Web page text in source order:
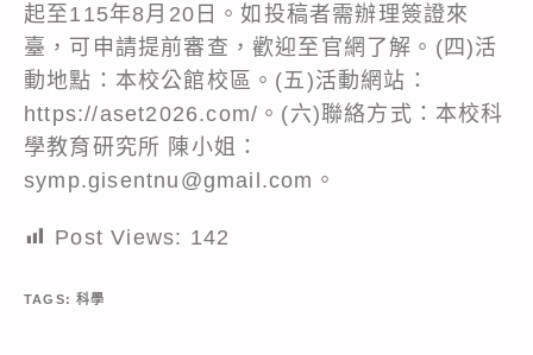
起至115年8月20日。如投稿者需辦理簽證來
臺，可申請提前審查，歡迎至官網了解。(四)活
動地點：本校公館校區。(五)活動網站：
https://aset2026.com/。(六)聯絡方式：本校科
學教育研究所 陳小姐：
symp.gisentnu@gmail.com。
Post Views: 142
TAGS:科學